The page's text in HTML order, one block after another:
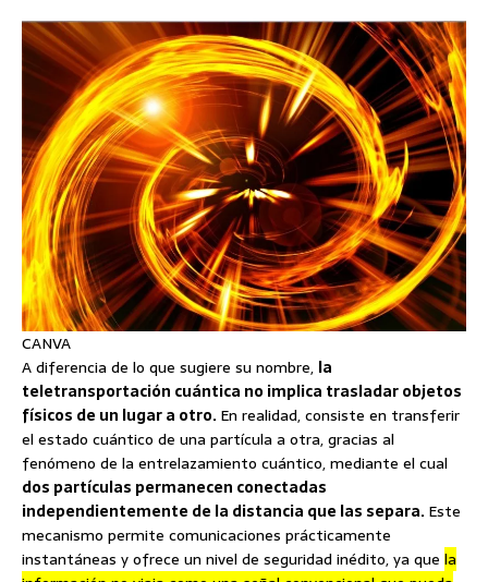
CANVA
A diferencia de lo que sugiere su nombre, la
teletransportación cuántica no implica trasladar objetos
físicos de un lugar a otro.En realidad, consiste en transferir
el estado cuántico de una partícula a otra, gracias al
fenómeno de la entrelazamiento cuántico, mediante el cual
dos partículas permanecen conectadas
independientemente de la distancia que las separa.Este
mecanismo permite comunicaciones prácticamente
instantáneas y ofrece un nivel de seguridad inédito, ya que la